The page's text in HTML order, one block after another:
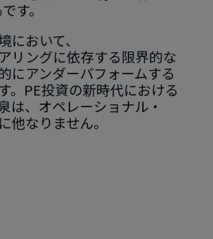
す。
に​おいて、​
リングに​依存する​限界的な​
に​アンダーパフォームする​
。​PE投資の​新時代に​おける​
は、​オペレーショナル・
他なりません。